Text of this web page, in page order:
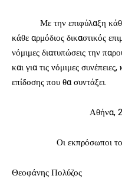
Με την επιφύλαξη κάθε
κάθε αρμόδιος δικαστικός
νόμιμες διατυπώσεις την
και για τις νόμιμες
επίδοσης που θα συντάξει.
Αθήνα,
Οι εκπρόσωποι
Θεοφάνης Πολύζος